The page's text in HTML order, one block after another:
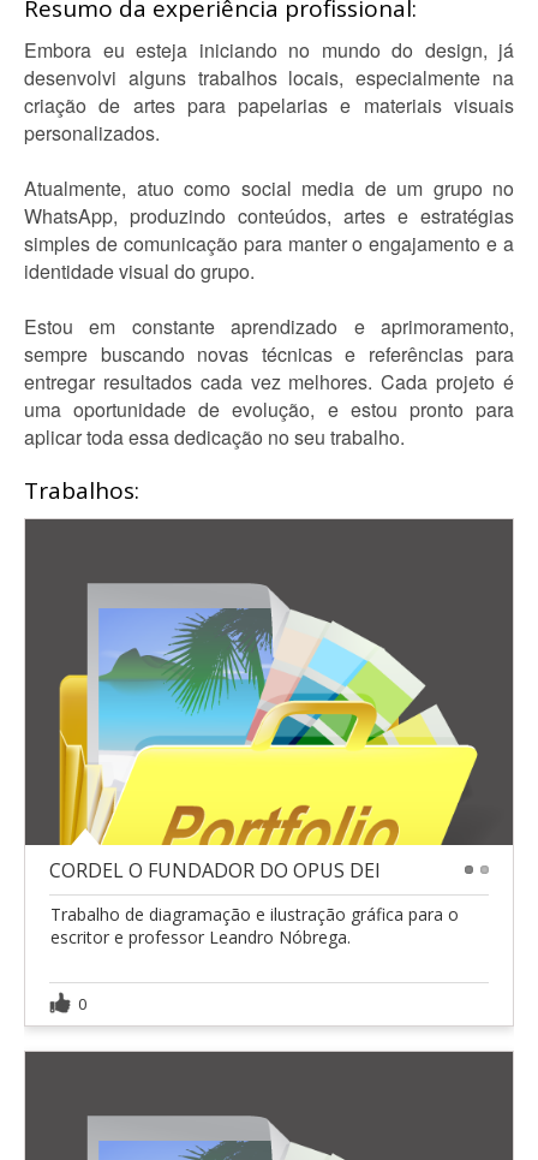
Resumo da experiência profissional:
Embora eu esteja iniciando no mundo do design, já
desenvolvi alguns trabalhos locais, especialmente na
criação de artes para papelarias e materiais visuais
personalizados.
Atualmente, atuo como social media de um grupo no
WhatsApp, produzindo conteúdos, artes e estratégias
simples de comunicação para manter o engajamento e a
identidade visual do grupo.
Estou em constante aprendizado e aprimoramento,
sempre buscando novas técnicas e referências para
entregar resultados cada vez melhores. Cada projeto é
uma oportunidade de evolução, e estou pronto para
aplicar toda essa dedicação no seu trabalho.
Trabalhos:
CORDEL O FUNDADOR DO OPUS DEI
Trabalho de diagramação e ilustração gráfica para o
escritor e professor Leandro Nóbrega.
0